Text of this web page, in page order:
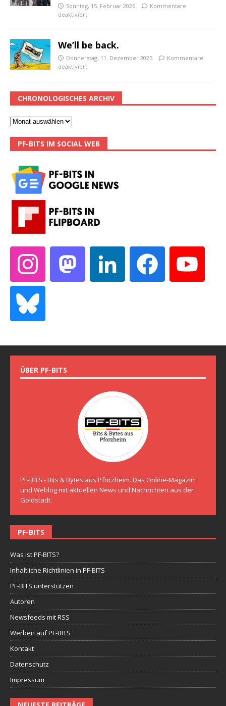
Sonntag, 15. Februar 2026
Kommentare
deaktiviert
We’ll be back.
Donnerstag, 11. Dezember 2025
Kommentare
deaktiviert
CHRONOLOGISCHES ARCHIV
PF-BITS IM SOCIAL WEB
ÜBER PF-BITS
PF-BITS - Bits & Bytes aus Pforzheim. Das Online-Magazin
und Weblog mit aktuellen News und Nachrichten aus der
Goldstadt.
PF-BITS
Was ist PF-BITS?
Inhaltliche Richtlinien in PF-BITS
PF-BITS unterstützen
Autoren
Newsfeeds mit RSS
Werben auf PF-BITS
Kontakt
Datenschutz
Impressum